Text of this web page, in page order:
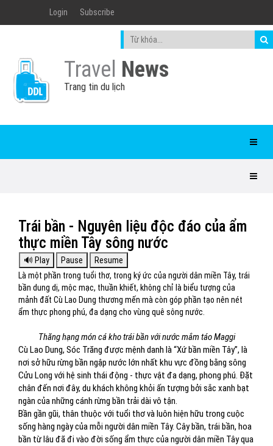
Login Subscribe
Travel News
Trang tin du lịch
Trái bần - Nguyên liệu độc đáo của ẩm
thực miền Tây sông nước
Là một phần trong tuổi thơ, trong ký ức của người dân miền Tây, trái
bần dung dị, mộc mạc, thuần khiết, không chỉ là biểu tượng của
mảnh đất Cù Lao Dung thương mến mà còn góp phần tạo nên nét
ẩm thực phong phú, đa dạng cho vùng quê sông nước.
Thăng hạng món cá kho trái bần với nước mắm táo Maggi
Cù Lao Dung, Sóc Trăng được mệnh danh là “Xứ bần miền Tây”, là
nơi sở hữu rừng bần ngập nước lớn nhất khu vực đồng bằng sông
Cửu Long với hệ sinh thái động - thực vật đa dạng, phong phú. Đặt
chân đến nơi đây, du khách không khỏi ấn tượng bởi sắc xanh bạt
ngàn của những cánh rừng bần trải dài vô tận.
Bần gần gũi, thân thuộc với tuổi thơ và luôn hiện hữu trong cuộc
sống hàng ngày của mỗi người dân miền Tây. Cây bần, trái bần, hoa
bần từ lâu đã đi vào đời sống ẩm thực của người dân miền Tây qua